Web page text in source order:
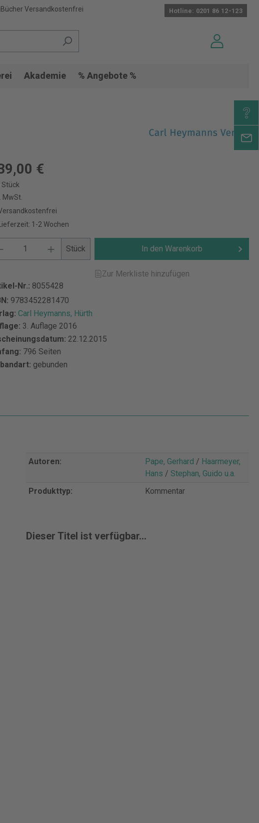
Bücher Versandkostenfrei Hotline: 0201 86 12-123
Akademie % Angebote %
€
Stück
MwSt.
Lieferzeit: 1-2 Wochen
Stück In den Warenkorb
Zur Merkliste hinzufügen
Nr.: 8055428
9783452281470
Carl Heymanns, Hürth
3. Auflage 2016
22.12.2015
796 Seiten
gebunden
Autoren: Pape, Gerhard / Haarmeyer,
Hans / Stephan, Guido u.a.
Produkttyp:
Kommentar
Dieser Titel ist verfügbar...